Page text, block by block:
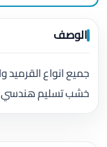
الوصف
جميع انواع القرميد
خشب تسليم